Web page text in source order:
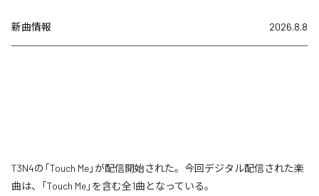
新曲情報 2026.8.8
T3N4の「Touch Me」が配信開始された。今回デジタル配信された楽
曲は、「Touch Me」を含む全1曲となっている。